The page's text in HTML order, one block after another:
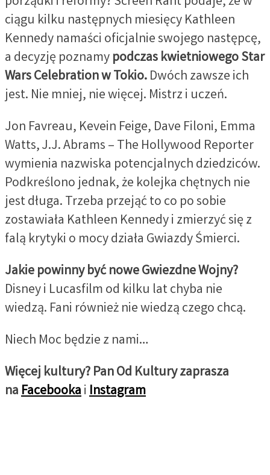
ciągu kilku następnych miesięcy Kathleen
Kennedy namaści oficjalnie swojego następcę,
a decyzję poznamypodczas kwietniowego Star
Wars Celebration w Tokio.Dwóch zawsze ich
jest. Nie mniej, nie więcej. Mistrz i uczeń.
Jon Favreau, Kevein Feige, Dave Filoni, Emma
Watts, J.J. Abrams – The Hollywood Reporter
wymienia nazwiska potencjalnych dziedziców.
Podkreślono jednak, że kolejka chętnych nie
jest długa. Trzeba przejąć to co po sobie
zostawiała Kathleen Kennedy i zmierzyć się z
falą krytyki o mocy działa Gwiazdy Śmierci.
Jakie powinny być nowe Gwiezdne Wojny?
Disney i Lucasfilm od kilku lat chyba nie
wiedzą. Fani również nie wiedzą czego chcą.
Niech Moc będzie z nami…
Więcej kultury? Pan Od Kultury zaprasza
naFacebookaiInstagram